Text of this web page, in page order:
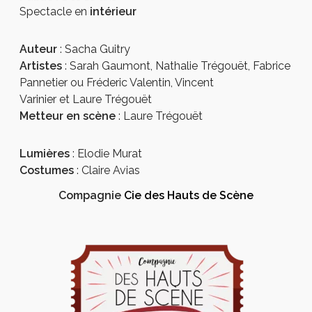
Spectacle en intérieur
Auteur : Sacha Guitry
Artistes : Sarah Gaumont, Nathalie Trégouët, Fabrice
Pannetier ou Fréderic Valentin, Vincent
Varinier et Laure Trégouët
Metteur en scène : Laure Trégouët
Lumières : Elodie Murat
Costumes : Claire Avias
Compagnie Cie des Hauts de Scène